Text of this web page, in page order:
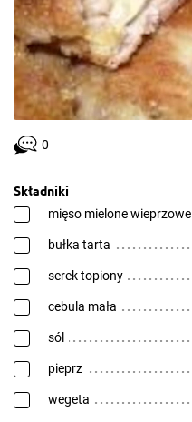
0
Składniki
mięso mielone wieprzowe
bułka tarta
serek topiony
cebula mała
sól
pieprz
wegeta